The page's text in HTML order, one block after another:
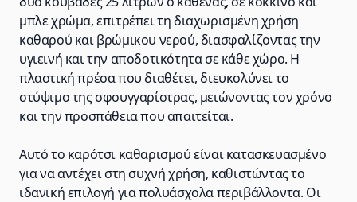
μπλε χρώμα, επιτρέπει τη διαχωρισμένη χρήση
καθαρού και βρώμικου νερού, διασφαλίζοντας την
υγιεινή και την αποδοτικότητα σε κάθε χώρο. Η
πλαστική πρέσα που διαθέτει, διευκολύνει το
στύψιμο της σφουγγαρίστρας, μειώνοντας τον χρόνο
και την προσπάθεια που απαιτείται.
Αυτό το καρότσι καθαρισμού είναι κατασκευασμένο
για να αντέχει στη συχνή χρήση, καθιστώντας το
ιδανική επιλογή για πολυάσχολα περιβάλλοντα. Οι